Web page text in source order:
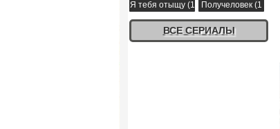
Я тебя отыщу (1
сезон)
Получеловек (1
сезон)
ВСЕ СЕРИАЛЫ